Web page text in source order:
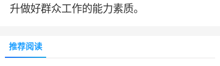
升做好群众工作的能力素质。
推荐阅读